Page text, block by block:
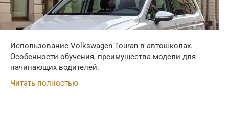
Использование Volkswagen Touran в автошколах.
Особенности обучения, преимущества модели для
начинающих водителей.
Читать полностью